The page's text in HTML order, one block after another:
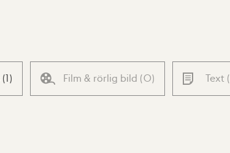
(1) Film & rörlig bild (0) Text (